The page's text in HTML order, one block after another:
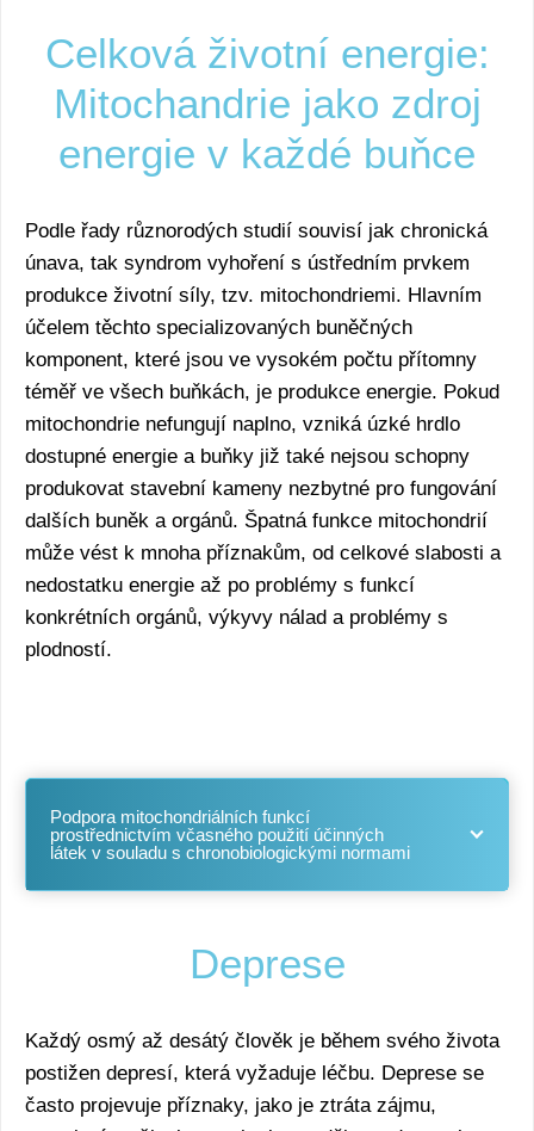
Celková životní energie:
Mitochandrie jako zdroj
energie v každé buňce
Podle řady různorodých studií souvisí jak chronická
únava, tak syndrom vyhoření s ústředním prvkem
produkce životní síly, tzv. mitochondriemi. Hlavním
účelem těchto specializovaných buněčných
komponent, které jsou ve vysokém počtu přítomny
téměř ve všech buňkách, je produkce energie. Pokud
mitochondrie nefungují naplno, vzniká úzké hrdlo
dostupné energie a buňky již také nejsou schopny
produkovat stavební kameny nezbytné pro fungování
dalších buněk a orgánů. Špatná funkce mitochondrií
může vést k mnoha příznakům, od celkové slabosti a
nedostatku energie až po problémy s funkcí
konkrétních orgánů, výkyvy nálad a problémy s
plodností.
Podpora mitochondriálních funkcí
prostřednictvím včasného použití účinných
látek v souladu s chronobiologickými normami
Deprese
Každý osmý až desátý člověk je během svého života
postižen depresí, která vyžaduje léčbu. Deprese se
často projevuje příznaky, jako je ztráta zájmu,